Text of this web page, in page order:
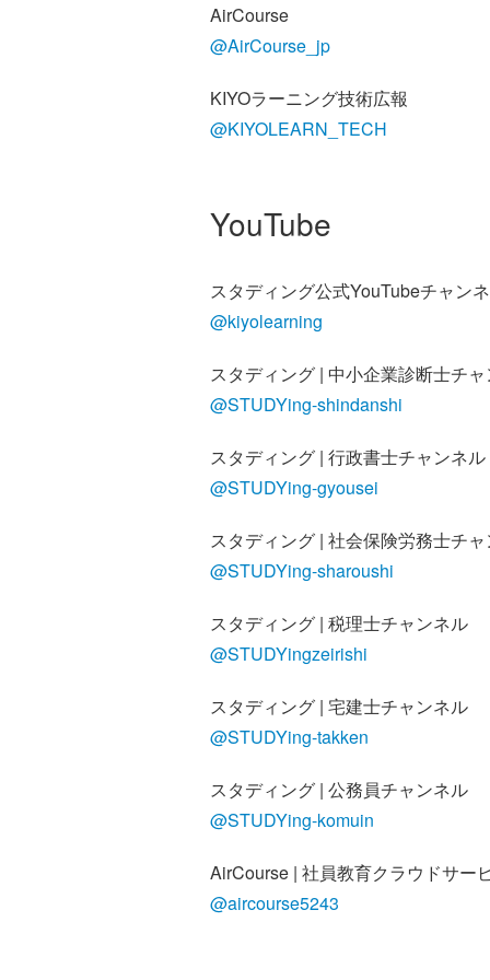
AirCourse
@AirCourse_jp
KIYOラーニング技術広報
@KIYOLEARN_TECH
YouTube
スタディング公式YouTubeチャン
@kiyolearning
スタディング | 中小企業診断士チ
@STUDYing-shindanshi
スタディング | 行政書士チャンネル
@STUDYing-gyousei
スタディング | 社会保険労務士チ
@STUDYing-sharoushi
スタディング | 税理士チャンネル
@STUDYingzeirishi
スタディング | 宅建士チャンネル
@STUDYing-takken
スタディング | 公務員チャンネル
@STUDYing-komuin
AirCourse | 社員教育クラウドサー
@aircourse5243